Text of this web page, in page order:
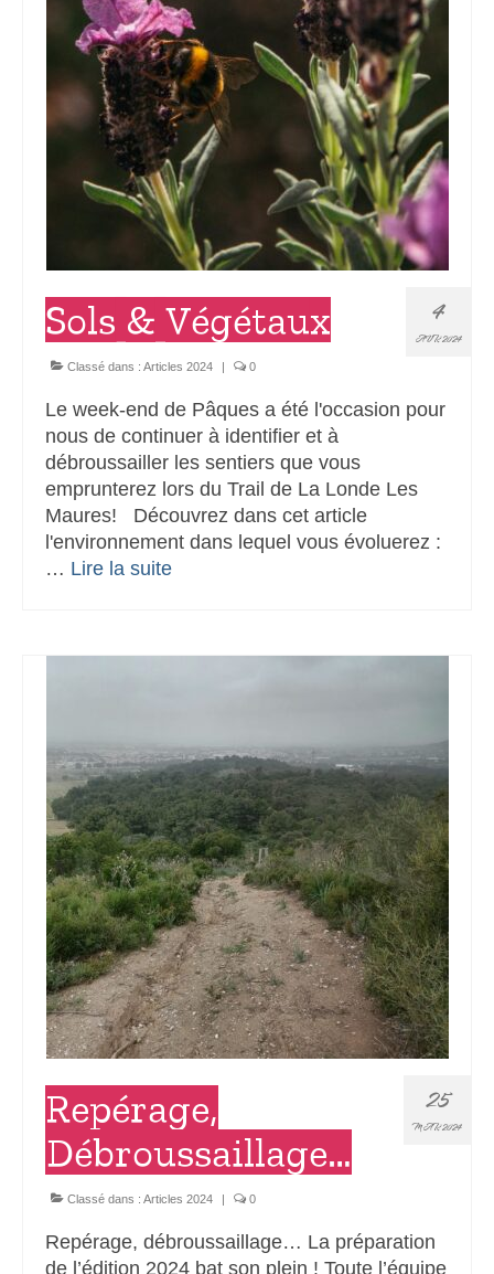
4
AVR 2024
Sols & Végétaux
Classé dans : Articles 2024 | 0
Le week-end de Pâques a été l'occasion pour
nous de continuer à identifier et à
débroussailler les sentiers que vous
emprunterez lors du Trail de La Londe Les
Maures! Découvrez dans cet article
l'environnement dans lequel vous évoluerez :
… Lire la suite­­
25
MAR 2024
Repérage,
Débroussaillage…
Classé dans : Articles 2024 | 0
Repérage, débroussaillage… La préparation
de l’édition 2024 bat son plein ! Toute l’équipe